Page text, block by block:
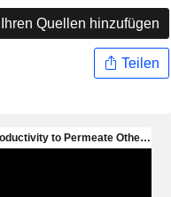
Quellen hinzufügen
Teilen